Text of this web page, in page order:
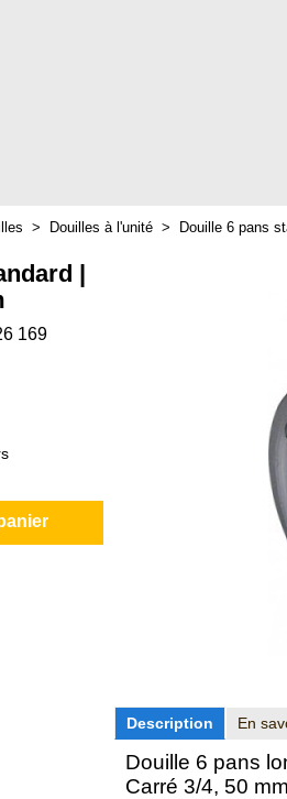
> Douilles à l'unité > Douille 6 pans
|
169
Description En
Douille 6 pans
Carré 3/4, 50 mm